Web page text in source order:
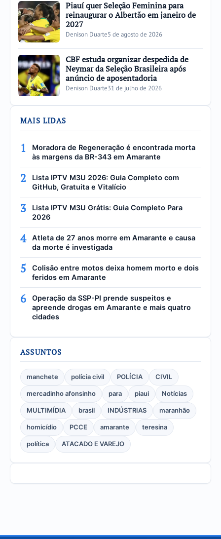
Piauí quer Seleção Feminina para
reinaugurar o Albertão em janeiro de
2027
Denison Duarte5 de agosto de 2026
CBF estuda organizar despedida de
Neymar da Seleção Brasileira após
anúncio de aposentadoria
Denison Duarte31 de julho de 2026
MAIS LIDAS
1
Moradora de Regeneração é encontrada morta
às margens da BR-343 em Amarante
2
Lista IPTV M3U 2026: Guia Completo com
GitHub, Gratuita e Vitalício
3
Lista IPTV M3U Grátis: Guia Completo Para
2026
4
Atleta de 27 anos morre em Amarante e causa
da morte é investigada
5
Colisão entre motos deixa homem morto e dois
feridos em Amarante
6
Operação da SSP-PI prende suspeitos e
apreende drogas em Amarante e mais quatro
cidades
ASSUNTOS
manchete polícia civil POLÍCIA
CIVIL
mercadinho afonsinho
para piaui
Notícias
MULTIMÍDIA
brasil INDÚSTRIAS
maranhão
homicídio
PCCE amarante
teresina
política
ATACADO E VAREJO